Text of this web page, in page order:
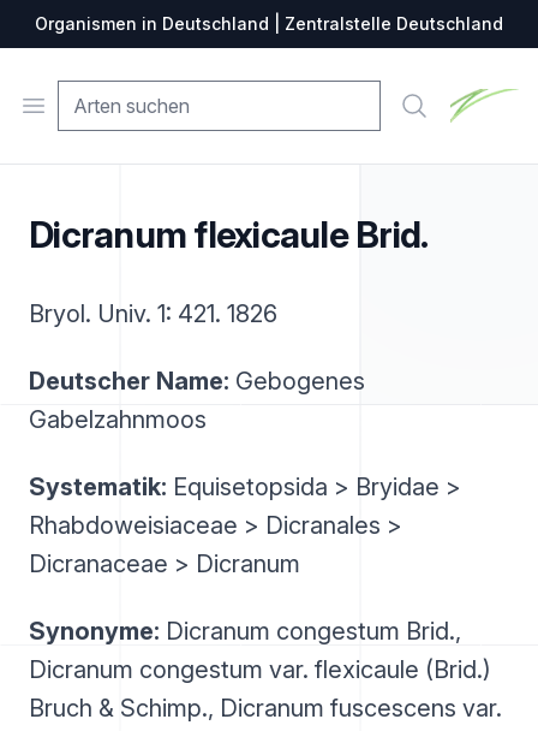
Organismen in Deutschland | Zentralstelle Deutschland
Open menu Suche
Dicranum flexicaule Brid.
Bryol. Univ. 1: 421. 1826
Deutscher Name: Gebogenes
Gabelzahnmoos
Systematik: Equisetopsida > Bryidae >
Rhabdoweisiaceae > Dicranales >
Dicranaceae > Dicranum
Synonyme: Dicranum congestum Brid.,
Dicranum congestum var. flexicaule (Brid.)
Bruch & Schimp., Dicranum fuscescens var.